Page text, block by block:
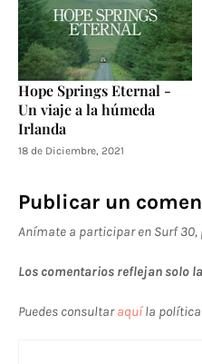
Hope Springs Eternal -
Un viaje a la húmeda
Irlanda
18 de Diciembre, 2021
Publicar un
Anímate a participar en Surf 30,
Los comentarios reflejan solo
Puedes consultaraquíla política